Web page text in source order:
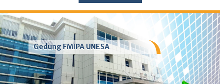
Gedung FMIPA UNESA